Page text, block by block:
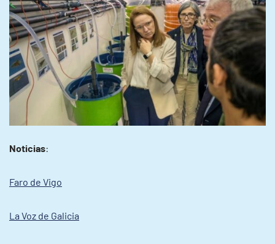
Noticias:
Faro de Vigo
La Voz de Galicia